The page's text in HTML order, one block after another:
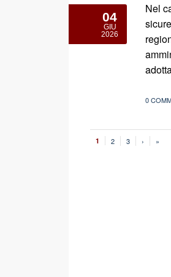
04
GIU
2026
Nel
0
1 2 3 › »